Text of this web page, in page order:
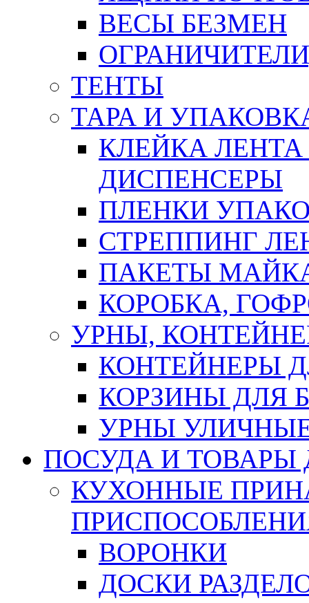
ВЕСЫ БЕЗМЕН
ТЕНТЫ
ТАРА И
КЛЕЙКА
ДИСПЕНСЕРЫ
ПЛЕНКИ
СТРЕППИНГ
ПАКЕТЫ
КОРОБКА,
УРНЫ,
КОНТЕЙНЕРЫ
КОРЗИНЫ ДЛЯ
УРНЫ
ПОСУДА И ТОВАРЫ
КУХОННЫЕ
ВОРОНКИ
ДОСКИ